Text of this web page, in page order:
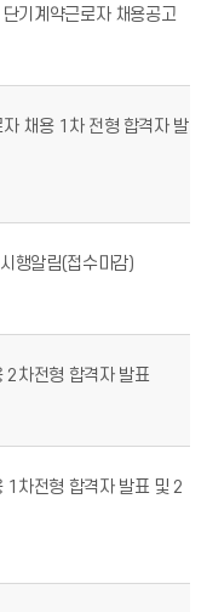
기계약근로자 채용공고
채용 1차 전형 합격자 발
행알림(접수마감)
2차전형 합격자 발표
1차전형 합격자 발표 및 2